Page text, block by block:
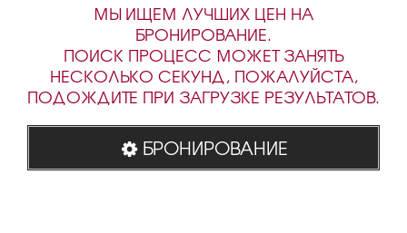
МЫ ИЩЕМ ЛУЧШИХ ЦЕН НА
БРОНИРОВАНИЕ.
ПОИСК ПРОЦЕСС МОЖЕТ ЗАНЯТЬ
НЕСКОЛЬКО СЕКУНД, ПОЖАЛУЙСТА,
ПОДОЖДИТЕ ПРИ ЗАГРУЗКЕ РЕЗУЛЬТАТОВ.
БРОНИРОВАНИЕ